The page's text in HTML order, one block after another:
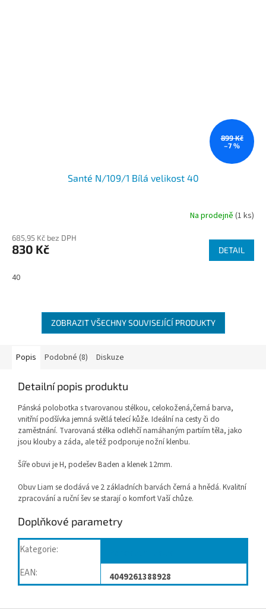
899 Kč
–7 %
Santé N/109/1 Bílá velikost 40
Na prodejně (1 ks)
685,95 Kč bez DPH
830 Kč DETAIL
40
ZOBRAZIT VŠECHNY SOUVISEJÍCÍ PRODUKTY
Popis Podobné (8) Diskuze
Detailní popis produktu
Pánská polobotka s tvarovanou stélkou, celokožená,černá barva,
vnitřní podšívka jemná světlá telecí kůže. Ideální na cesty či do
zaměstnání. Tvarovaná stélka odlehčí namáhaným partiím těla, jako
jsou klouby a záda, ale též podporuje nožní klenbu.
Šíře obuvi je H, podešev Baden a klenek 12mm.
Obuv Liam se dodává ve 2 základních barvách černá a hnědá. Kvalitní
zpracování a ruční šev se starají o komfort Vaší chůze.
Doplňkové parametry
Kategorie:
EAN: 4049261388928